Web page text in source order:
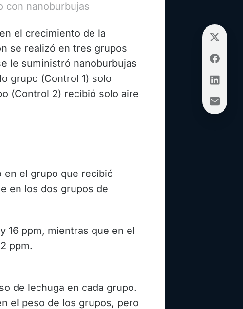
con nanoburbujas
el crecimiento de la
se realizó en tres grupos
le suministró nanoburbujas
grupo (Control 1) solo
(Control 2) recibió solo aire
en el grupo que recibió
en los dos grupos de
16 ppm, mientras que en el
ppm.
de lechuga en cada grupo.
el peso de los grupos, pero